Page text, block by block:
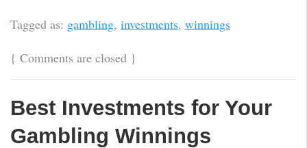
Tagged as: gambling, investments, winnings
{ Comments are closed }
Best Investments for Your
Gambling Winnings